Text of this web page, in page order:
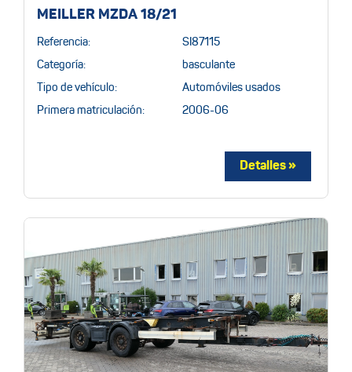
MEILLER MZDA 18/21
Referencia: SI87115
Categoría: basculante
Tipo de vehículo: Automóviles usados
Primera matriculación: 2006-06